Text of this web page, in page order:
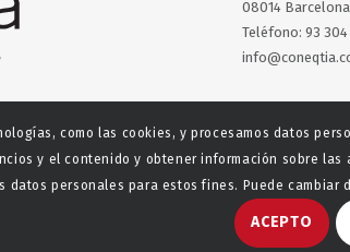
08014 Barcelona
Teléfono: 93 304
X
como las cookies, y procesamos datos
y el contenido y obtener información sobre
datos personales para estos fines. Puede
ACEPTO